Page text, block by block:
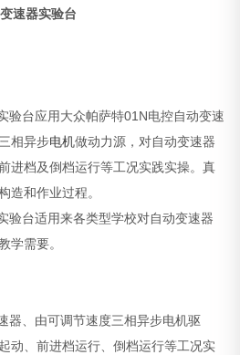
速器实验台
验台应用大众帕萨特01N电控自动变速
相异步电机做动力源，对自动变速器
进档及倒档运行等工况实践实操。真
造和作业过程。
验台适用来各类型学校对自动变速器
学需要。
器、由可调节速度三相异步电机驱
动、前进档运行、倒档运行等工况实